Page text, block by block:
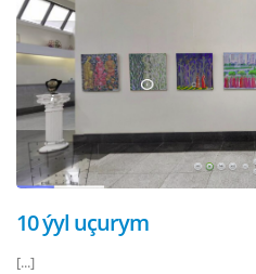
10 ýyl uçurym
[...]